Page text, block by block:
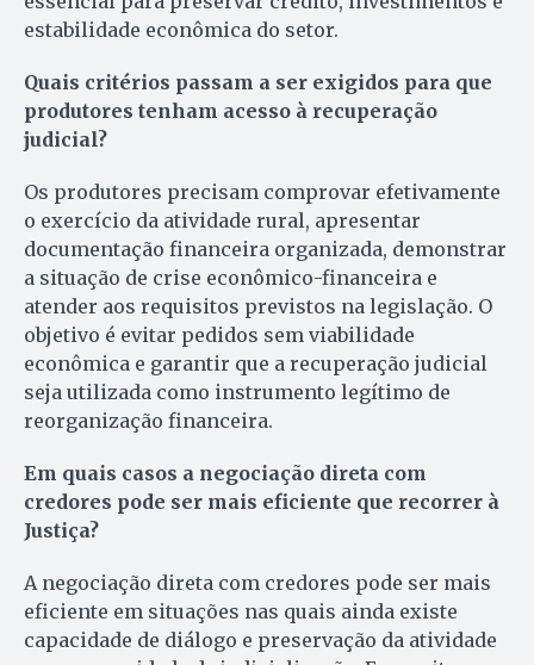
estabilidade econômica do setor.
Quais critérios passam a ser exigidos para que
produtores tenham acesso à recuperação
judicial?
Os produtores precisam comprovar efetivamente
o exercício da atividade rural, apresentar
documentação financeira organizada, demonstrar
a situação de crise econômico-financeira e
atender aos requisitos previstos na legislação. O
objetivo é evitar pedidos sem viabilidade
econômica e garantir que a recuperação judicial
seja utilizada como instrumento legítimo de
reorganização financeira.
Em quais casos a negociação direta com
credores pode ser mais eficiente que recorrer à
Justiça?
A negociação direta com credores pode ser mais
eficiente em situações nas quais ainda existe
capacidade de diálogo e preservação da atividade